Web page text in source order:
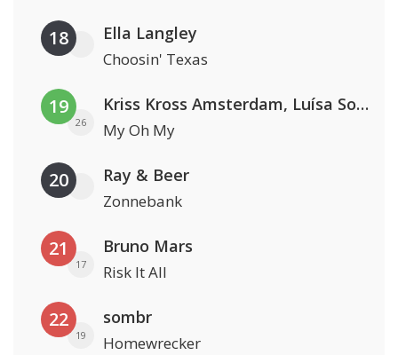
18 Ella Langley
Choosin' Texas
19
26
Kriss Kross Amsterdam, Luísa Sonza & Willy William
My Oh My
20 Ray & Beer
Zonnebank
21
17
Bruno Mars
Risk It All
22
19
sombr
Homewrecker